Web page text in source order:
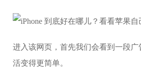
进入该网页，首先我们会看到一段广
活变得更简单。